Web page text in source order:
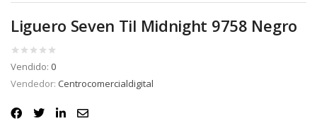
Liguero Seven Til Midnight 9758 Negro
Vendido: 0
Vendedor: Centrocomercialdigital